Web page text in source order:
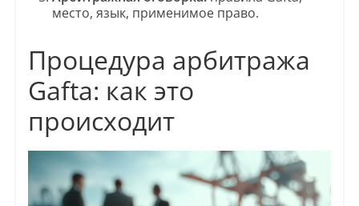
место, язык, применимое право.
Процедура арбитража
Gafta: как это
происходит